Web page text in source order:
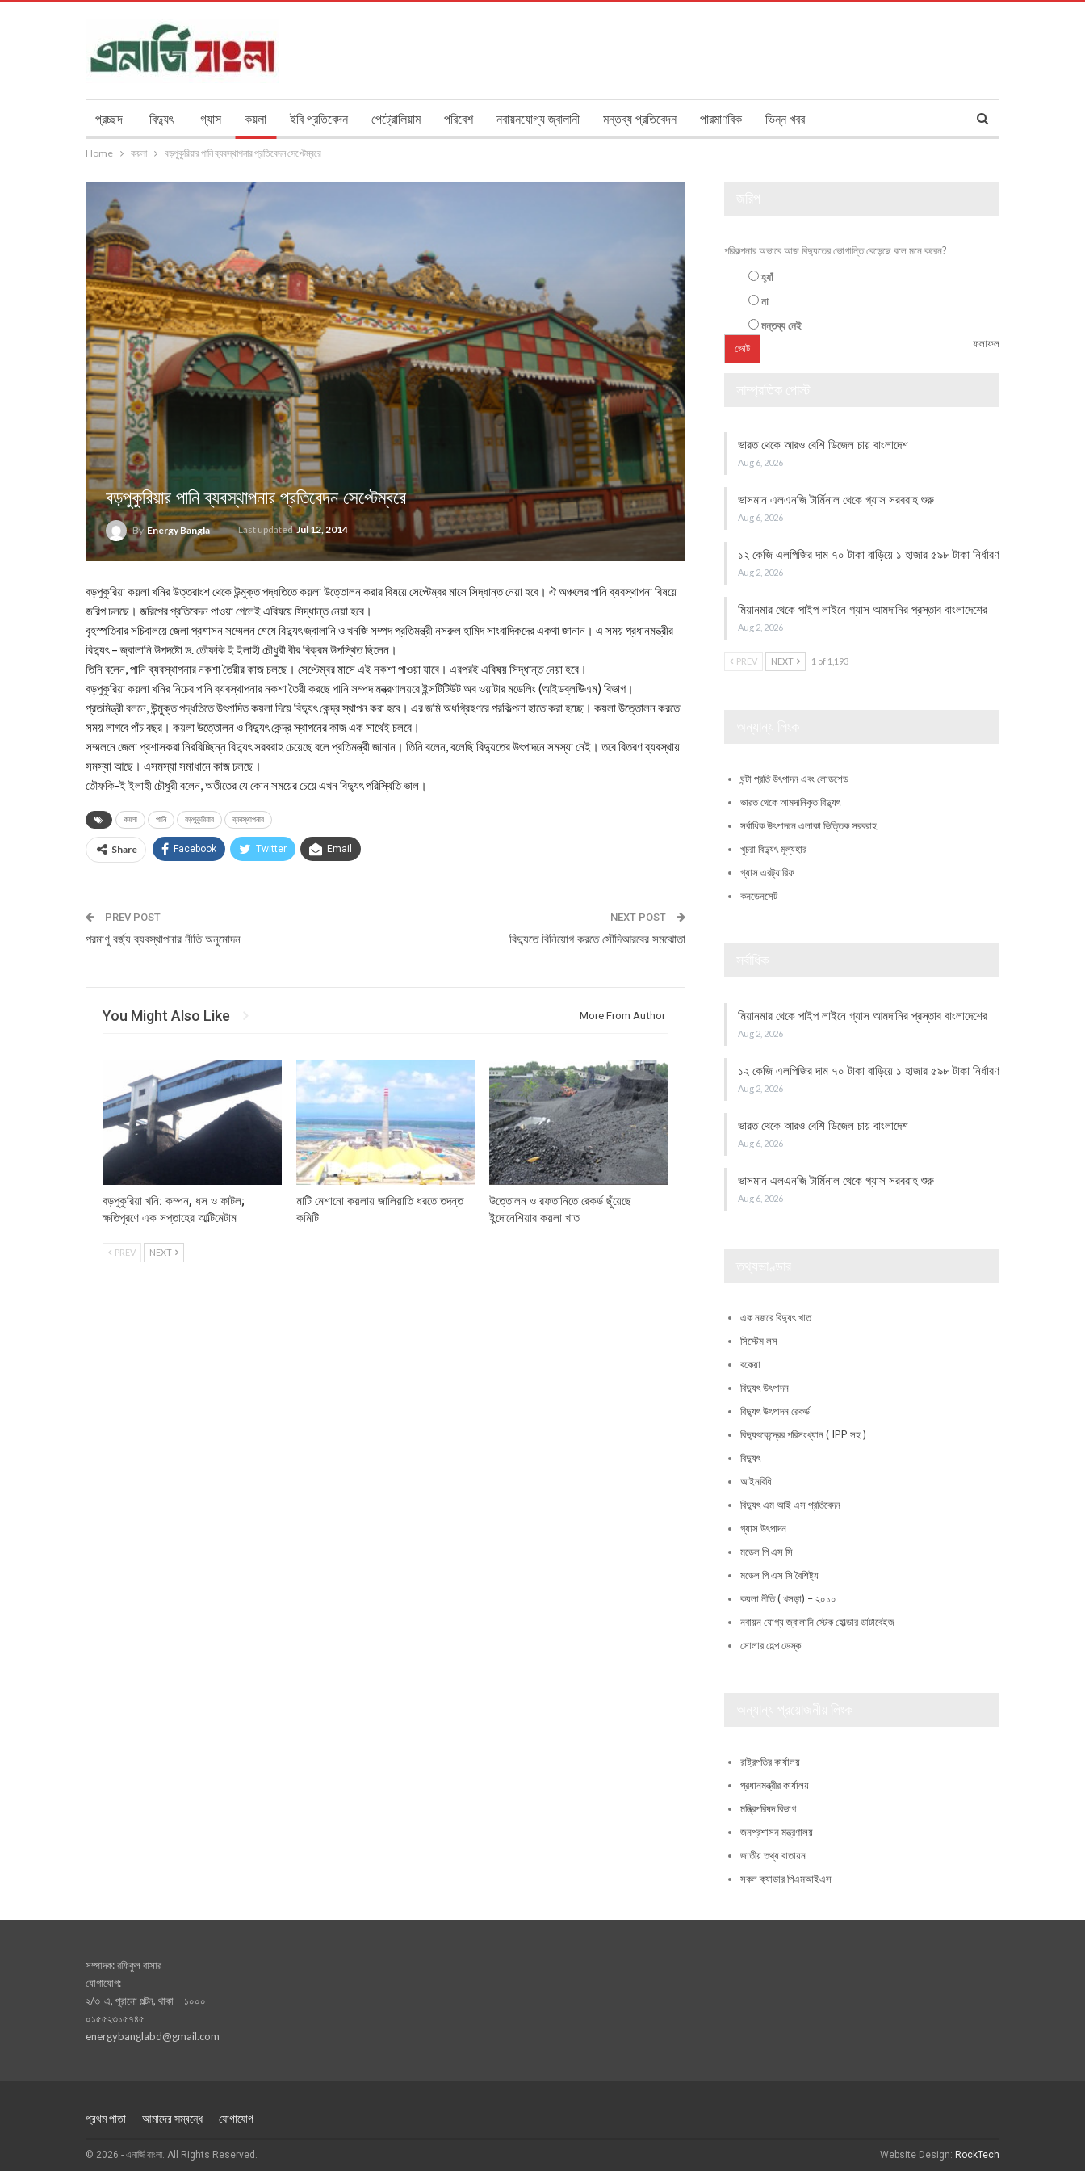
প্রচ্ছদ বিদ্যুৎ গ্যাস কয়লা ইবি প্রতিবেদন পেট্রোলিয়াম পরিবেশ নবায়নযোগ্য জ্বালানী মন্তব্য প্রতিবেদন পারমাণবিক ভিন্ন খবর
Home কয়লা বড়পুকুরিয়ার পানি ব্যবস্থাপনার প্রতিবেদন সেপ্টেম্বরে
বড়পুকুরিয়ার পানি ব্যবস্থাপনার প্রতিবেদন সেপ্টেম্বরে
By Energy Bangla Last updatedJul 12, 2014
বড়পুকুরিয়া কয়লা খনির উত্তরাংশ থেকে উন্মুক্ত পদ্ধতিতে কয়লা উত্তোলন করার বিষয়ে সেপ্টেম্বর মাসে সিদ্ধান্ত নেয়া হবে। ঐ অঞ্চলের পানি ব্যবস্থাপনা বিষয়ে
জরিপ চলছে। জরিপের প্রতিবেদন পাওয়া গেলেই এবিষয়ে সিদ্ধান্ত নেয়া হবে।
বৃহস্পতিবার সচিবালয়ে জেলা প্রশাসন সম্মেলন শেষে বিদু্যৎ জ্বালানি ও খনজি সম্পদ প্রতিমন্ত্রী নসরুল হামিদ সাংবাদিকদের একথা জানান। এ সময় প্রধানমন্ত্রীর
বিদু্যৎ – জ্বালানি উপদষ্টো ড. তৌফকি ই ইলাহী চৌধুরী বীর বিক্রম উপস্থিত ছিলেন।
তিনি বলেন, পানি ব্যবস্থাপনার নকশা তৈরীর কাজ চলছে। সেপ্টেম্বর মাসে এই নকশা পাওয়া যাবে। এরপরই এবিষয় সিদ্ধান্ত নেয়া হবে।
বড়পুকুরিয়া কয়লা খনির নিচের পানি ব্যবস্থাপনার নকশা তৈরী করছে পানি সম্পদ মন্ত্রণালয়রে ইন্সটিটিউট অব ওয়াটার মডেলিং (আইডব্লউিএম) বিভাগ।
প্রতমিন্ত্রী বলনে, উন্মুক্ত পদ্ধতিতে উৎপাদিত কয়লা দিয়ে বিদু্যৎ কেন্দ্র স্থাপন করা হবে। এর জমি অধগ্রিহণরে পরকিল্পনা হাতে করা হচ্ছে। কয়লা উত্তোলন করতে
সময় লাগবে পাঁচ বছর। কয়লা উত্তোলন ও বিদু্যৎ কেন্দ্র স্থাপনের কাজ এক সাথেই চলবে।
সম্মলনে জেলা প্রশাসকরা নিরবিচ্ছিন্ন বিদু্যৎ সরবরাহ চেয়েছে বলে প্রতিমন্ত্রী জানান। তিনি বলেন, বলেছি বিদু্যতের উৎপাদনে সমস্যা নেই। তবে বিতরণ ব্যবস্থায়
সমস্যা আছে। এসমস্যা সমাধানে কাজ চলছে।
তৌফকি-ই ইলাহী চৌধুরী বলেন, অতীতের যে কোন সময়ের চেয়ে এখন বিদু্যৎ পরিস্থিতি ভাল।
কয়লা পানি বড়পুকুরিয়ার ব্যবস্থাপনার
Share Facebook Twitter Email
PREV POST
পরমাণু বর্জ্য ব্যবস্থাপনার নীতি অনুমোদন
NEXT POST
বিদ্যুতে বিনিয়োগ করতে সৌদিআরবের সমঝোতা
You Might Also Like More From Author
বড়পুকুরিয়া খনি: কম্পন, ধস ও ফাটল;
ক্ষতিপূরণে এক সপ্তাহের আল্টিমেটাম
মাটি মেশানো কয়লায় জালিয়াতি ধরতে তদন্ত
কমিটি
উত্তোলন ও রফতানিতে রেকর্ড ছুঁয়েছে
ইন্দোনেশিয়ার কয়লা খাত
PREV NEXT
পরিকল্পনার অভাবে আজ বিদ্যুতের ভোগান্তি বেড়েছে বলে মনে করেন?
হ্যাঁ
না
মন্তব্য নেই
ফলাফল
ভারত থেকে আরও বেশি ডিজেল চায় বাংলাদেশ
Aug 6, 2026
ভাসমান এলএনজি টার্মিনাল থেকে গ্যাস সরবরাহ শুরু
Aug 6, 2026
১২ কেজি এলপিজির দাম ৭০ টাকা বাড়িয়ে ১ হাজার ৫৯৮ টাকা নির্ধারণ
Aug 2, 2026
মিয়ানমার থেকে পাইপ লাইনে গ্যাস আমদানির প্রস্তাব বাংলাদেশের
Aug 2, 2026
PREV NEXT 1 of 1,193
ঘন্টা প্রতি উৎপাদন এবং লোডশেড
ভারত থেকে আমদানিকৃত বিদ্যুৎ
সর্বাধিক উৎপাদনে এলাকা ভিত্তিক সরবরাহ
খুচরা বিদ্যুৎ মূল্যহার
গ্যাস এরট্যারিফ
কনডেনসেট
মিয়ানমার থেকে পাইপ লাইনে গ্যাস আমদানির প্রস্তাব বাংলাদেশের
Aug 2, 2026
১২ কেজি এলপিজির দাম ৭০ টাকা বাড়িয়ে ১ হাজার ৫৯৮ টাকা নির্ধারণ
Aug 2, 2026
ভারত থেকে আরও বেশি ডিজেল চায় বাংলাদেশ
Aug 6, 2026
ভাসমান এলএনজি টার্মিনাল থেকে গ্যাস সরবরাহ শুরু
Aug 6, 2026
এক নজরে বিদ্যুৎ খাত
সিস্টেম লস
বকেয়া
বিদ্যুৎ উৎপাদন
বিদ্যুৎ উৎপাদন রেকর্ড
বিদ্যুৎকেন্দ্রের পরিসংখ্যান ( IPP সহ )
বিদ্যুৎ
আইনবিধি
বিদ্যুৎ এম আই এস প্রতিবেদন
গ্যাস উৎপাদন
মডেল পি এস সি
মডেল পি এস সি বৈশিষ্ট্য
কয়লা নীতি ( খসড়া) – ২০১০
নবায়ন যোগ্য জ্বালানি স্টেক হোল্ডার ডাটাবেইজ
সোলার হেল্প ডেস্ক
রাষ্ট্রপতির কার্যালয়
প্রধানমন্ত্রীর কার্যালয়
মন্ত্রিপরিষদ বিভাগ
জনপ্রশাসন মন্ত্রণালয়
জাতীয় তথ্য বাতায়ন
সকল ক্যাডার পিএমআইএস
সম্পাদক: রফিকুল বাসার
যোগাযোগ:
২/৩-এ, পূরানো পল্টন, থাকা – ১০০০
০১৫৫২৩১৫৭৪৫
energybanglabd@gmail.com
প্রথম পাতা আমাদের সম্বন্ধে যোগাযোগ
© 2026 - এনার্জি বাংলা. All Rights Reserved. Website Design: RockTech